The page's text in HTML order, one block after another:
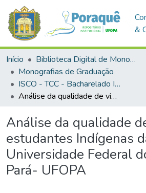
&
Início
Biblioteca Digital de Monografias (BDM)
Monografias de Graduação
ISCO - TCC - Bacharelado Interdisciplinar em Saúde
Análise da qualidade de vida de estudantes Indígenas da Universidade Federal do Oeste do Pará- UFOPA
Análise da qualidade
estudantes Indígenas
Universidade Federal
Pará- UFOPA